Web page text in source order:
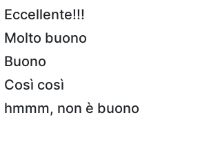
Eccellente!!!
Molto buono
Buono
Così così
hmmm, non è buono